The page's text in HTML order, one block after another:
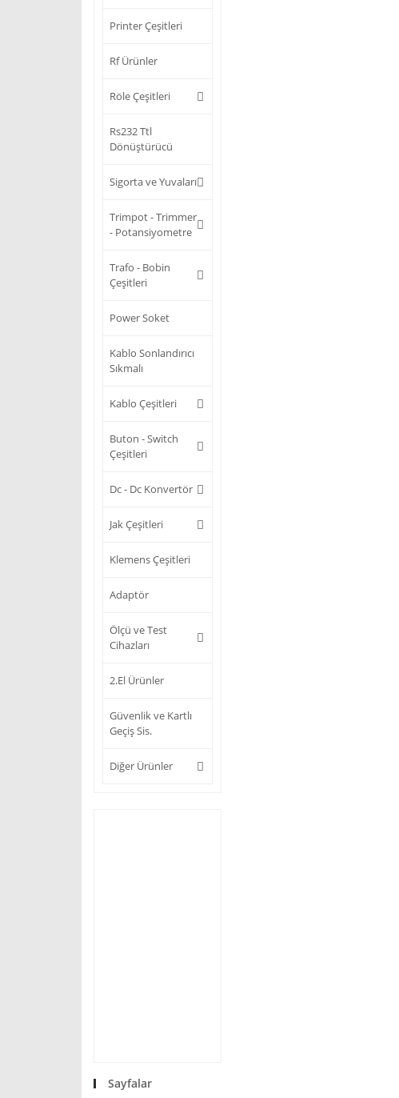
Printer Çeşitleri
Rf Ürünler
Röle Çeşitleri
Rs232 Ttl
Dönüştürücü
Sigorta ve Yuvaları
Trimpot - Trimmer
- Potansiyometre
Trafo - Bobin
Çeşitleri
Power Soket
Kablo Sonlandırıcı
Sıkmalı
Kablo Çeşitleri
Buton - Switch
Çeşitleri
Dc - Dc Konvertör
Jak Çeşitleri
Klemens Çeşitleri
Adaptör
Ölçü ve Test
Cihazları
2.El Ürünler
Güvenlik ve Kartlı
Geçiş Sis.
Diğer Ürünler
Sayfalar